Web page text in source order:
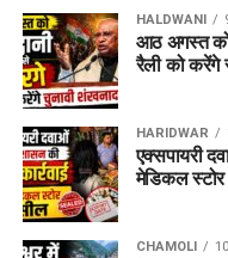
HALDWANI
आठ अगस्त को
रैली को करेंगे
HARIDWAR
एक्सपायरी
मेडिकल
CHAMOLI